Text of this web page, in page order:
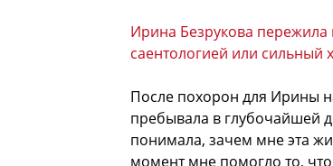
Ирина Безрукова
саентологией или сильный
После похорон для Ирины
пребывала в глубочайшей
понимала, зачем мне эта
момент мне помогло то,